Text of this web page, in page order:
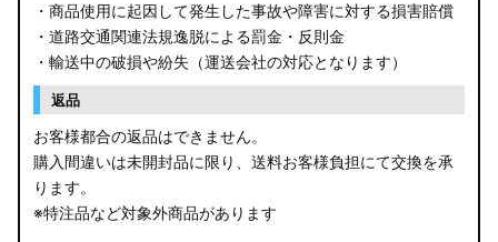
・商品使用に起因して発生した事故や障害に対する損害賠償
・道路交通関連法規逸脱による罰金・反則金
・輸送中の破損や紛失（運送会社の対応となります）
返品
お客様都合の返品はできません。
購入間違いは未開封品に限り、送料お客様負担にて交換を承
ります。
※特注品など対象外商品があります